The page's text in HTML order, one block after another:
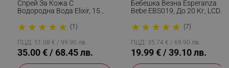
Спрей За Кожа С
Водородна Вода Elixir, 15
Ефект, Антиоксидантно
Действие, Бял
★ ★ ★ ★ ★ (1)
ПЦД: 51.08 € / 99.90 лв.
35.00 € / 68.45 лв.
Бебешка Везна Esperanza
Bebe EBS019, До 20 Кг, LCD
★ ★ ★ ★ ★ (7)
ПЦД: 35.74 € / 69.90 лв.
19.99 € / 39.10 лв.